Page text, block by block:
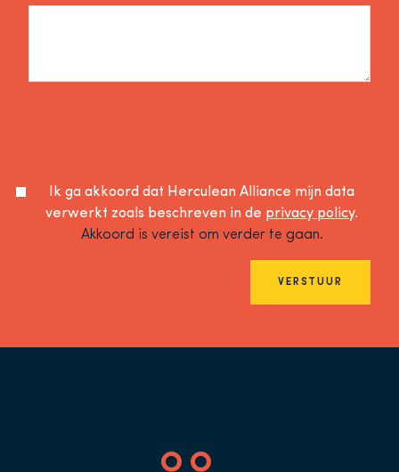
Ik ga akkoord dat Herculean Alliance mijn data
verwerkt zoals beschreven in de privacy policy.
Akkoord is vereist om verder te gaan.
VERSTUUR